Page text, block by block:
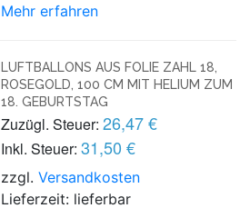
Mehr erfahren
LUFTBALLONS AUS FOLIE ZAHL 18,
ROSEGOLD, 100 CM MIT HELIUM ZUM
18. GEBURTSTAG
Zuzügl. Steuer: 26,47 €
Inkl. Steuer: 31,50 €
zzgl.Versandkosten
Lieferzeit: lieferbar